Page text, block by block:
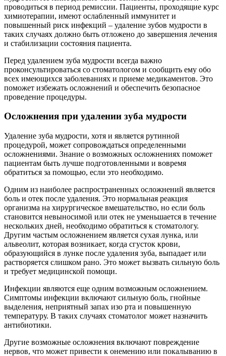
проводиться в период ремиссии. Пациенты, проходящие курс
химиотерапии, имеют ослабленный иммунитет и
повышенный риск инфекций – удаление зубов мудрости в
таких случаях должно быть отложено до завершения лечения
и стабилизации состояния пациента.
Перед удалением зуба мудрости всегда важно
проконсультироваться со стоматологом и сообщить ему обо
всех имеющихся заболеваниях и приеме медикаментов. Это
поможет избежать осложнений и обеспечить безопасное
проведение процедуры.
Осложнения при удалении зуба мудрости
Удаление зуба мудрости, хотя и является рутинной
процедурой, может сопровождаться определенными
осложнениями. Знание о возможных осложнениях поможет
пациентам быть лучше подготовленными и вовремя
обратиться за помощью, если это необходимо.
Одним из наиболее распространенных осложнений является
боль и отек после удаления. Это нормальная реакция
организма на хирургическое вмешательство, но если боль
становится невыносимой или отек не уменьшается в течение
нескольких дней, необходимо обратиться к стоматологу.
Другим частым осложнением является сухая лунка, или
альвеолит, которая возникает, когда сгусток крови,
образующийся в лунке после удаления зуба, выпадает или
растворяется слишком рано. Это может вызвать сильную боль
и требует медицинской помощи.
Инфекции являются еще одним возможным осложнением.
Симптомы инфекции включают сильную боль, гнойные
выделения, неприятный запах изо рта и повышенную
температуру. В таких случаях стоматолог может назначить
антибиотики.
Другие возможные осложнения включают повреждение
нервов, что может привести к онемению или покалыванию в